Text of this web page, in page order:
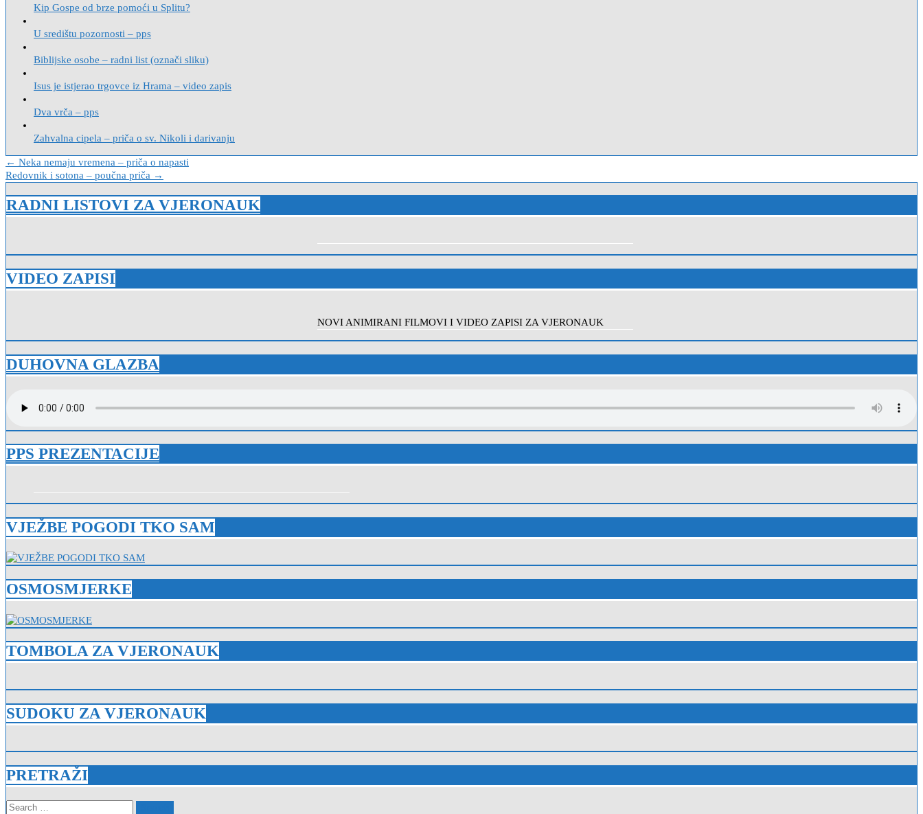
Kip Gospe od brze pomoći u Splitu?
U središtu pozornosti – pps
Biblijske osobe – radni list (označi sliku)
Isus je istjerao trgovce iz Hrama – video zapis
Dva vrča – pps
Zahvalna cipela – priča o sv. Nikoli i darivanju
Navigacija
objava
← Neka nemaju vremena – priča o napasti
Redovnik i sotona – poučna priča →
RADNI LISTOVI ZA VJERONAUK
VIDEO ZAPISI
NOVI ANIMIRANI FILMOVI I VIDEO ZAPISI ZA VJERONAUK
DUHOVNA GLAZBA
PPS PREZENTACIJE
VJEŽBE POGODI TKO SAM
OSMOSMJERKE
TOMBOLA ZA VJERONAUK
SUDOKU ZA VJERONAUK
PRETRAŽI
Search